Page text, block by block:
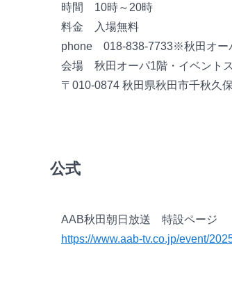
時間 10時～20時
料金 入場無料
phone 018-838-7733※秋田オー
会場 秋田オーパ1階・イベント
〒010-0874 秋田県秋田市千秋久
公式
AAB秋田朝日放送 特設ページ
https://www.aab-tv.co.jp/event/